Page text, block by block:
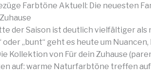
Farbtöne Aktuell: Die neuesten
der Saison ist deutlich vielfältiger
oder „bunt“ geht es heute um
Kollektion von Für dein Zuhause
auf: warme Naturfarbtöne treffen